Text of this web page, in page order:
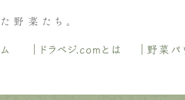
ホーム